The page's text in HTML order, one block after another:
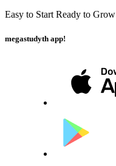
Easy to Start Ready to Grow
megastudyth app!